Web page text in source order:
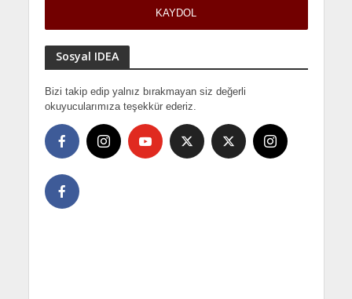
Sosyal IDEA
Bizi takip edip yalnız bırakmayan siz değerli
okuyucularımıza teşekkür ederiz.